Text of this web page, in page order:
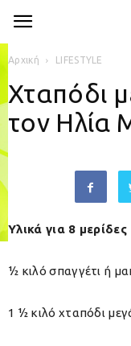
Αρχική LIFESTYLE
Χταπόδι
τον Ηλία
Υλικά για 8 μερίδες
½ κιλό σπαγγέτι ή
1 ½ κιλό χταπόδι